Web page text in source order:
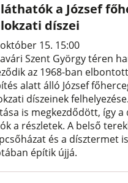
a József
díszei
15. 15:00
Szent György téren
az 1968-ban
alatt álló József
díszeinek
is megkezdődött, így
a részletek. A belső
és a dísztermet
építik újjá.